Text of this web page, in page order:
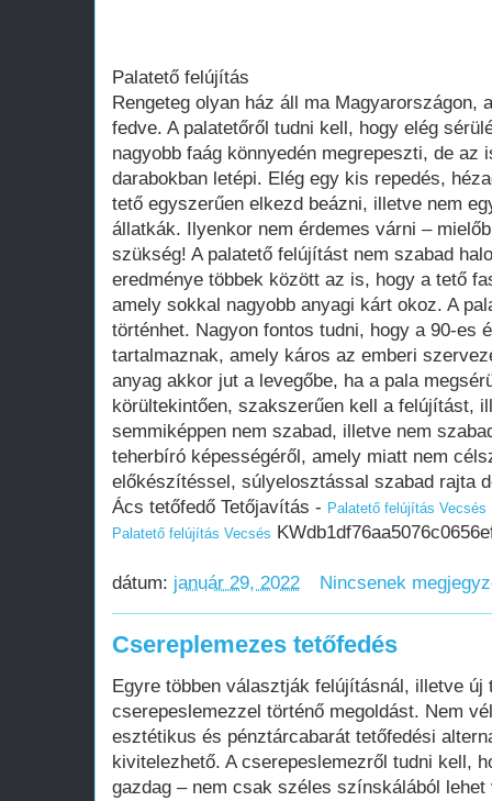
Palatető felújítás
Rengeteg olyan ház áll ma Magyarországon,
fedve. A palatetőről tudni kell, hogy elég
nagyobb faág könnyedén megrepeszti, de az
darabokban letépi. Elég egy kis repedés,
tető egyszerűen elkezd beázni, illetve nem
állatkák. Ilyenkor nem érdemes várni –
szükség! A palatető felújítást nem szabad
eredménye többek között az is, hogy a tető
amely sokkal nagyobb anyagi kárt okoz. A
történhet. Nagyon fontos tudni, hogy a 90-es
tartalmaznak, amely káros az emberi
anyag akkor jut a levegőbe, ha a pala
körültekintően, szakszerűen kell a felújítást,
semmiképpen nem szabad, illetve nem
teherbíró képességéről, amely miatt nem
előkészítéssel, súlyelosztással szabad rajta
Ács tetőfedő Tetőjavítás - Palatető felújítás Vecsés
Palatető felújítás Vecsés
dátum: január 29, 2022 Nincsenek
Csereplemezes tetőfedés
Egyre többen választják felújításnál, illetve új
cserepeslemezzel történő megoldást. Nem
esztétikus és pénztárcabarát tetőfedési
kivitelezhető. A cserepeslemezről tudni kell,
gazdag – nem csak széles színskálából